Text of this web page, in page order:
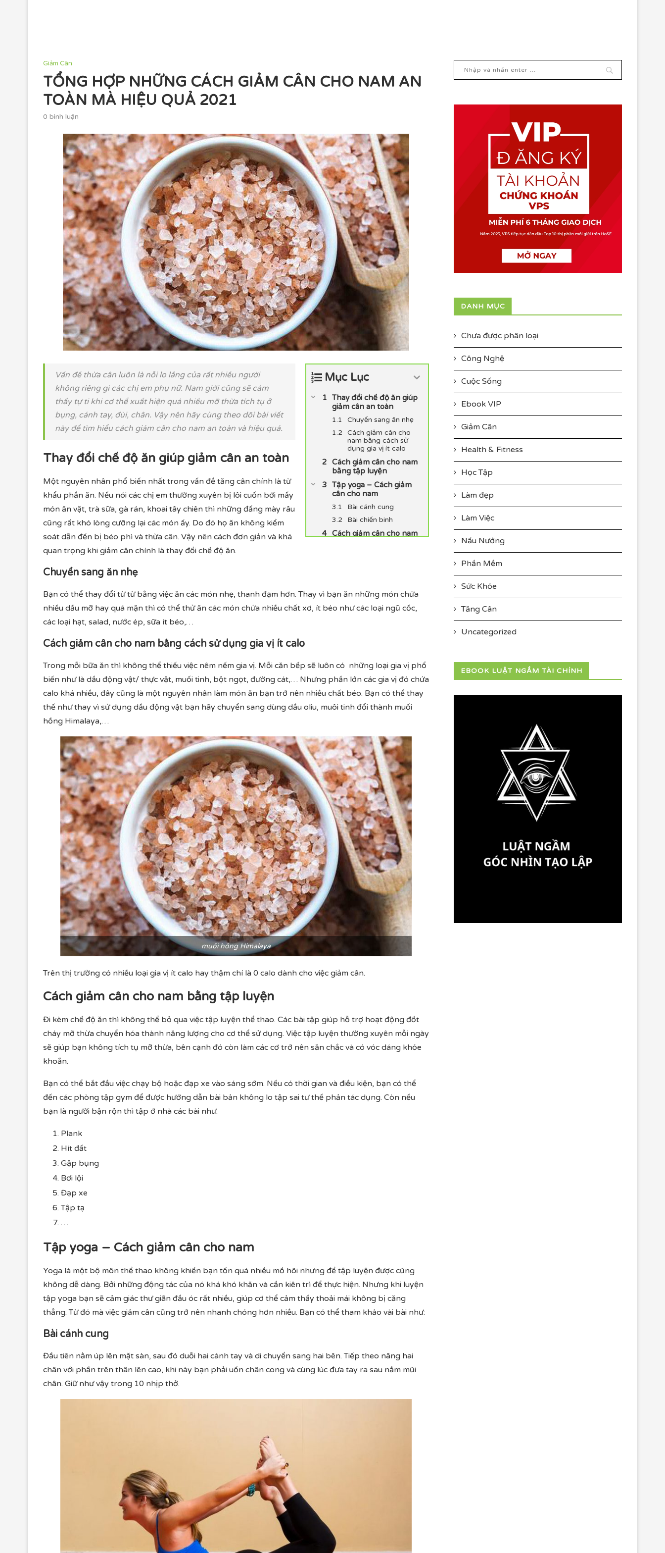
Giảm Cân
TỔNG HỢP NHỮNG CÁCH GIẢM CÂN CHO NAM AN
TOÀN MÀ HIỆU QUẢ 2021
0 bình luận
Mục Lục
Thay đổi chế độ ăn giúp
giảm cân an toàn
Chuyển sang ăn nhẹ
Cách giảm cân cho
nam bằng cách sử
dụng gia vị ít calo
Cách giảm cân cho nam
bằng tập luyện
Tập yoga – Cách giảm
cân cho nam
Bài cánh cung
Bài chiến binh
Cách giảm cân cho nam
Vấn đề thừa cân luôn là nỗi lo lắng của rất nhiều người
không riêng gì các chị em phụ nữ. Nam giới cũng sẽ cảm
thấy tự ti khi cơ thể xuất hiện quá nhiều mỡ thừa tích tụ ở
bụng, cánh tay, đùi, chân. Vậy nên hãy cùng theo dõi bài viết
này để tìm hiểu cách giảm cân cho nam an toàn và hiệu quả.
Thay đổi chế độ ăn giúp giảm cân an toàn
Một nguyên nhân phổ biến nhất trong vấn đề tăng cân chính là từ
khẩu phần ăn. Nếu nói các chị em thường xuyên bị lôi cuốn bởi mấy
món ăn vặt, trà sữa, gà rán, khoai tây chiên thì những đấng mày râu
cũng rất khó lòng cưỡng lại các món ấy. Do đó họ ăn không kiểm
soát dẫn đến bị béo phì và thừa cân. Vậy nên cách đơn giản và khá
quan trọng khi giảm cân chính là thay đổi chế độ ăn.
Chuyển sang ăn nhẹ
Bạn có thể thay đổi từ từ bằng việc ăn các món nhẹ, thanh đạm hơn. Thay vì bạn ăn những món chứa
nhiều dầu mỡ hay quá mặn thì có thể thử ăn các món chứa nhiều chất xơ, ít béo như các loại ngũ cốc,
các loại hạt, salad, nước ép, sữa ít béo,…
Cách giảm cân cho nam bằng cách sử dụng gia vị ít calo
Trong mỗi bữa ăn thì không thể thiếu việc nêm nếm gia vị. Mỗi căn bếp sẽ luôn có những loại gia vị phổ
biến như là dầu động vật/ thực vật, muối tinh, bột ngọt, đường cát,… Nhưng phần lớn các gia vị đó chứa
calo khá nhiều, đây cũng là một nguyên nhân làm món ăn bạn trở nên nhiều chất béo. Bạn có thể thay
thế như thay vì sử dụng dầu động vật bạn hãy chuyển sang dùng dầu oliu, muôi tinh đổi thành muối
hồng Himalaya,…
muối hồng Himalaya
Trên thị trường có nhiều loại gia vị ít calo hay thậm chí là 0 calo dành cho việc giảm cân.
Cách giảm cân cho nam bằng tập luyện
Đi kèm chế độ ăn thì không thể bỏ qua việc tập luyện thể thao. Các bài tập giúp hỗ trợ hoạt động đốt
cháy mỡ thừa chuyển hóa thành năng lượng cho cơ thể sử dụng. Việc tập luyện thường xuyên mỗi ngày
sẽ giúp bạn không tích tụ mỡ thừa, bên cạnh đó còn làm các cơ trở nên săn chắc và có vóc dáng khỏe
khoắn.
Bạn có thể bắt đầu việc chạy bộ hoặc đạp xe vào sáng sớm. Nếu có thời gian và điều kiện, bạn có thể
đến các phòng tập gym để được hướng dẫn bài bản không lo tập sai tư thế phản tác dụng. Còn nếu
bạn là người bận rộn thì tập ở nhà các bài như:
Plank
Hít đất
Gập bụng
Bơi lội
Đạp xe
Tập tạ
…
Tập yoga – Cách giảm cân cho nam
Yoga là một bộ môn thể thao không khiến bạn tốn quá nhiều mồ hôi nhưng để tập luyện được cũng
không dễ dàng. Bởi những động tác của nó khá khó khăn và cần kiên trì để thực hiện. Nhưng khi luyện
tập yoga bạn sẽ cảm giác thư giãn đầu óc rất nhiều, giúp cơ thể cảm thấy thoải mái không bị căng
thẳng. Từ đó mà việc giảm cân cũng trở nên nhanh chóng hơn nhiều. Bạn có thể tham khảo vài bài như:
Bài cánh cung
Đầu tiên nằm úp lên mặt sàn, sau đó duỗi hai cánh tay và di chuyển sang hai bên. Tiếp theo nâng hai
chân với phần trên thân lên cao, khi này bạn phải uốn chân cong và cùng lúc đưa tay ra sau nắm mũi
chân. Giữ như vậy trong 10 nhịp thở.
DANH MỤC
Chưa được phân loại
Công Nghệ
Cuộc Sống
Ebook VIP
Giảm Cân
Health & Fitness
Học Tập
Làm đẹp
Làm Việc
Nấu Nướng
Phần Mềm
Sức Khỏe
Tăng Cân
Uncategorized
EBOOK LUẬT NGẦM TÀI CHÍNH